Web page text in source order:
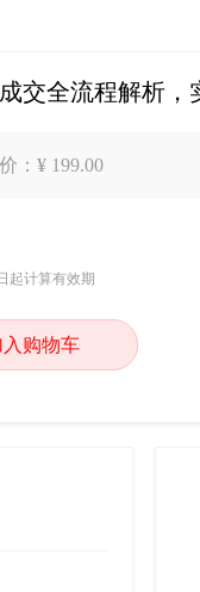
交全流程解析，
：¥ 199.00
起计算有效期
入购物车